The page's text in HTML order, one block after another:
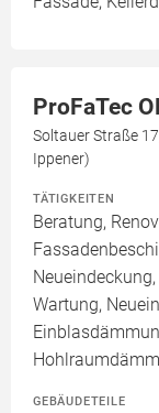
ProFaTec
Soltauer Straße
Ippener)
TÄTIGKEITEN
Beratung,
Wartung,
GEBÄUDETEILE